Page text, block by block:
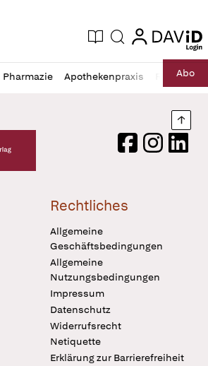
Zeitung
Aktuelle Ausgabe
Suche login
login
Pharmazie Apothekenpraxis RechtAbo
Verlag Logo
FacebookInstagram
Rechtliches
Allgemeine
Geschäftsbedingungen
Allgemeine
Nutzungsbedingungen
Impressum
Datenschutz
Widerrufsrecht
Netiquette
Erklärung zur Barrierefreiheit